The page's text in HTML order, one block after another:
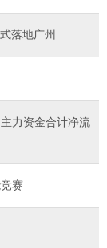
落地广州
力资金合计净流
赛